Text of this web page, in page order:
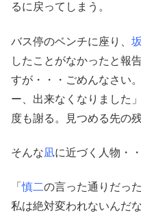
るに戻ってしまう。
バス停のベンチに座り、
したことがなかったと報
すが・・・ごめんなさい。
ー、出来なくなりました
度も謝る。見つめる先の
そんな凪に近づく人物・
「慎二の言った通りだっ
私は絶対変われないんだ